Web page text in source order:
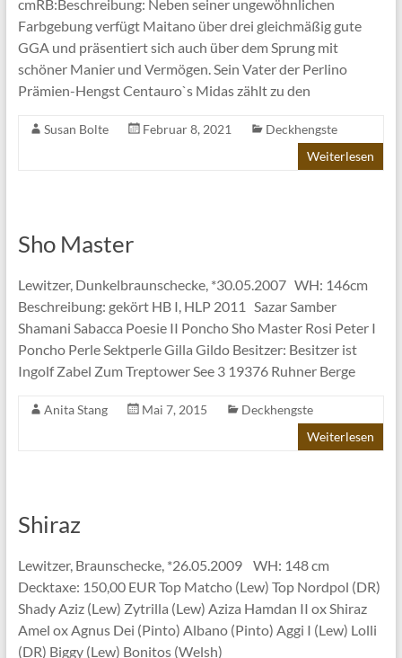
cmRB:Beschreibung: Neben seiner ungewöhnlichen
Farbgebung verfügt Maitano über drei gleichmäßig gute
GGA und präsentiert sich auch über dem Sprung mit
schöner Manier und Vermögen. Sein Vater der Perlino
Prämien-Hengst Centauro`s Midas zählt zu den
Susan Bolte Februar 8, 2021
Deckhengste
Weiterlesen
Sho Master
Lewitzer, Dunkelbraunschecke, *30.05.2007 WH: 146cm
Beschreibung: gekört HB I, HLP 2011 Sazar Samber
Shamani Sabacca Poesie II Poncho Sho Master Rosi Peter I
Poncho Perle Sektperle Gilla Gildo Besitzer: Besitzer ist
Ingolf Zabel Zum Treptower See 3 19376 Ruhner Berge
Anita Stang Mai 7, 2015
Deckhengste
Weiterlesen
Shiraz
Lewitzer, Braunschecke, *26.05.2009 WH: 148 cm
Decktaxe: 150,00 EUR Top Matcho (Lew) Top Nordpol (DR)
Shady Aziz (Lew) Zytrilla (Lew) Aziza Hamdan II ox Shiraz
Amel ox Agnus Dei (Pinto) Albano (Pinto) Aggi I (Lew) Lolli
(DR) Biggy (Lew) Bonitos (Welsh)